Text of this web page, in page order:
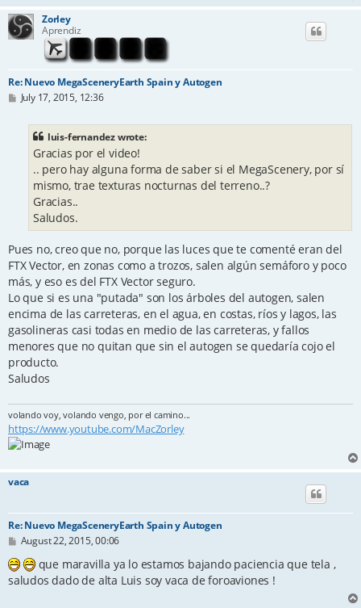
Zorley
Aprendiz
Re: Nuevo MegaSceneryEarth Spain y Autogen
PJuly 17, 2015, 12:36
luis-fernandez wrote:
Gracias por el video!
.. pero hay alguna forma de saber si el MegaScenery, por sí
mismo, trae texturas nocturnas del terreno..?
Gracias..
Saludos.
Pues no, creo que no, porque las luces que te comenté eran del
FTX Vector, en zonas como a trozos, salen algún semáforo y poco
más, y eso es del FTX Vector seguro.
Lo que si es una "putada" son los árboles del autogen, salen
encima de las carreteras, en el agua, en costas, ríos y lagos, las
gasolineras casi todas en medio de las carreteras, y fallos
menores que no quitan que sin el autogen se quedaría cojo el
producto.
Saludos
volando voy, volando vengo, por el camino...
https://www.youtube.com/MacZorley
vaca
Re: Nuevo MegaSceneryEarth Spain y Autogen
P
s
t
August 22, 2015, 00:06
que maravilla ya lo estamos bajando paciencia que tela ,
saludos dado de alta Luis soy vaca de foroaviones !